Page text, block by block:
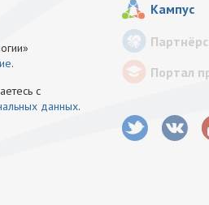
.
с
данных.
Кампус
Портал